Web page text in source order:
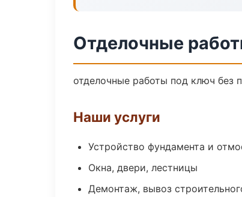
Отделочные
отделочные работы под ключ без
Наши услуги
Устройство фундамента и
Окна, двери, лестницы
Демонтаж, вывоз